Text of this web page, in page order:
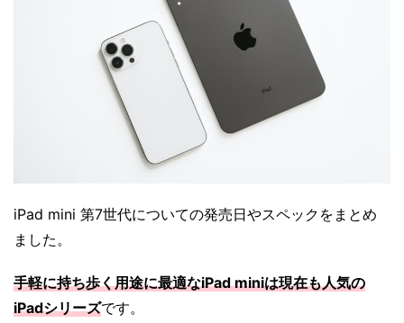
iPad mini 第7世代についての発売日やスペックをまとめ
ました。
手軽に持ち歩く用途に最適なiPad miniは現在も人気の
iPadシリーズです。